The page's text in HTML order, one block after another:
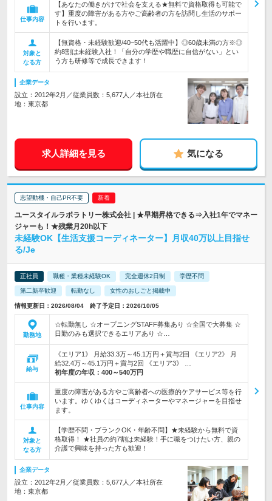
仕事内容
【あなたの働きがけで社会を支える★無料で資格取得も可能で
す】重度の障害がある方やご高齢者の方を訪問し生活のサポー
トを行います。
対象と
なる方
【無資格・未経験歓迎/40~50代も活躍中】◎60歳未満の方※◎
約8割は未経験入社！「自分の学歴や職歴に自信がない」とい
う方も研修等で成長できます！
企業データ
設立：2012年2月／従業員数：5,677人／本社所在
地：東京都
求人詳細を見る 気になる
志望動機・自己PR不要
ユースタイルラボラトリー株式会社 | ★早期昇格できる⇒入社1年でマネー
ジャーも！★残業月20h以下
未経験OK【生活支援コーディネーター】月収40万以上目指せ
る/Je
正社員 職種・業種未経験OK 完全週休2日制 学歴不問
第二新卒歓迎 転勤なし 女性のおしごと掲載中
情報更新日：2026/08/04 終了予定日：2026/10/05
勤務地
☆転勤無し ☆オープニングSTAFF募集あり ☆全国で大募集 ☆
日勤のみも選択できるエリアあり ☆…
給与
《エリア1》 月給33.3万～45.1万円＋賞与2回 《エリア2》 月
給32.4万～45.1万円＋賞与2回 《エリア3》 …
初年度の年収： 400～540万円
仕事内容
重度の障害がある方やご高齢者への医療的ケアサービス等を行
います。ゆくゆくはコーディネーターやマネージャーを目指せ
ます。
対象と
なる方
【学歴不問・ブランクOK・年齢不問】★未経験から無料で資
格取得！ ★社員の約7割は未経験！手に職をつけたい方、親の
介護で興味を持った方も歓迎！
企業データ
設立：2012年2月／従業員数：5,677人／本社所在
地：東京都